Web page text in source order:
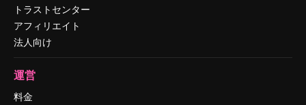
トラストセンター
アフィリエイト
法人向け
運営
料金